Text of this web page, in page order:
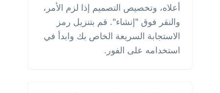
أعلاه، وتخصيص التصميم إذا لزم الأمر،
والنقر فوق "إنشاء". قم بتنزيل رمز
الاستجابة السريعة الخاص بك وابدأ في
استخدامه على الفور.